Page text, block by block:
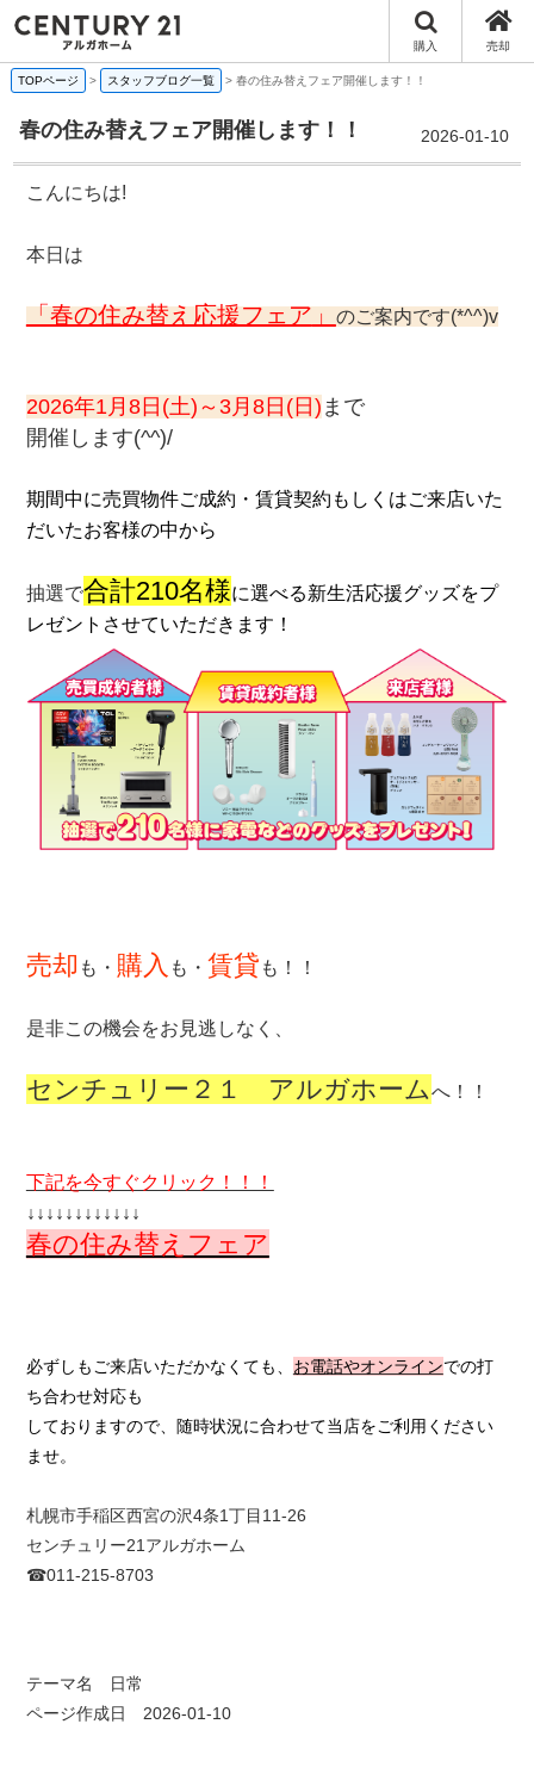
購入 売却
TOPページ > スタッフブログ一覧 > 春の住み替えフェア開催します！！
春の住み替えフェア開催します！！ 2026-01-10
こんにちは!
本日は
「春の住み替え応援フェア」のご案内です(*^^)v
2026年1月8日(土)～3月8日(日) まで
開催します(^^)/
期間中に売買物件ご成約・賃貸契約もしくはご来店いた
だいたお客様の中から
抽選で合計210名様に選べる新生活応援グッズをプ
レゼントさせていただきます！
売却 も・ 購入 も・ 賃貸 も！！
是非この機会をお見逃しなく、
センチュリー２１ アルガホームへ！！
下記を今すぐクリック！！！
↓↓↓↓↓↓↓↓↓↓↓↓
春の住み替えフェア
必ずしもご来店いただかなくても、 お電話やオンラインでの打
ち合わせ対応も
しておりますので、随時状況に合わせて当店をご利用ください
ませ。
札幌市手稲区西宮の沢4条1丁目11-26
センチュリー21アルガホーム
☎011-215-8703
テーマ名
日常
ページ作成日 2026-01-10